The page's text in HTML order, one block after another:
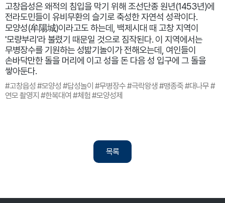
고창읍성은 왜적의 침입을 막기 위해 조선단종 원년(1453년)에
전라도민들이 유비무환의 슬기로 축성한 자연석 성곽이다.
모양성(牟陽城)이라고도 하는데, 백제시대 때 고창 지역이
'모량부리'라 불렸기 때문일 것으로 짐작된다. 이 지역에서는
무병장수를 기원하는 성밟기놀이가 전해오는데, 여인들이
손바닥만한 돌을 머리에 이고 성을 돈 다음 성 입구에 그 돌을
쌓아둔다.
#고창읍성 #모양성 #답성놀이 #무병장수 #극락왕생 #맹종죽 #대나무 #
연모 촬영지 #한복대여 #체험 #모양성제
목록